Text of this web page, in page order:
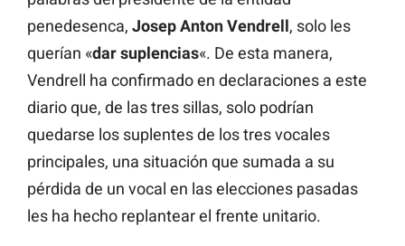
penedesenca, Josep Anton Vendrell, solo les
querían «dar suplencias«. De esta manera,
Vendrell ha confirmado en declaraciones a este
diario que, de las tres sillas, solo podrían
quedarse los suplentes de los tres vocales
principales, una situación que sumada a su
pérdida de un vocal en las elecciones pasadas
les ha hecho replantear el frente unitario.